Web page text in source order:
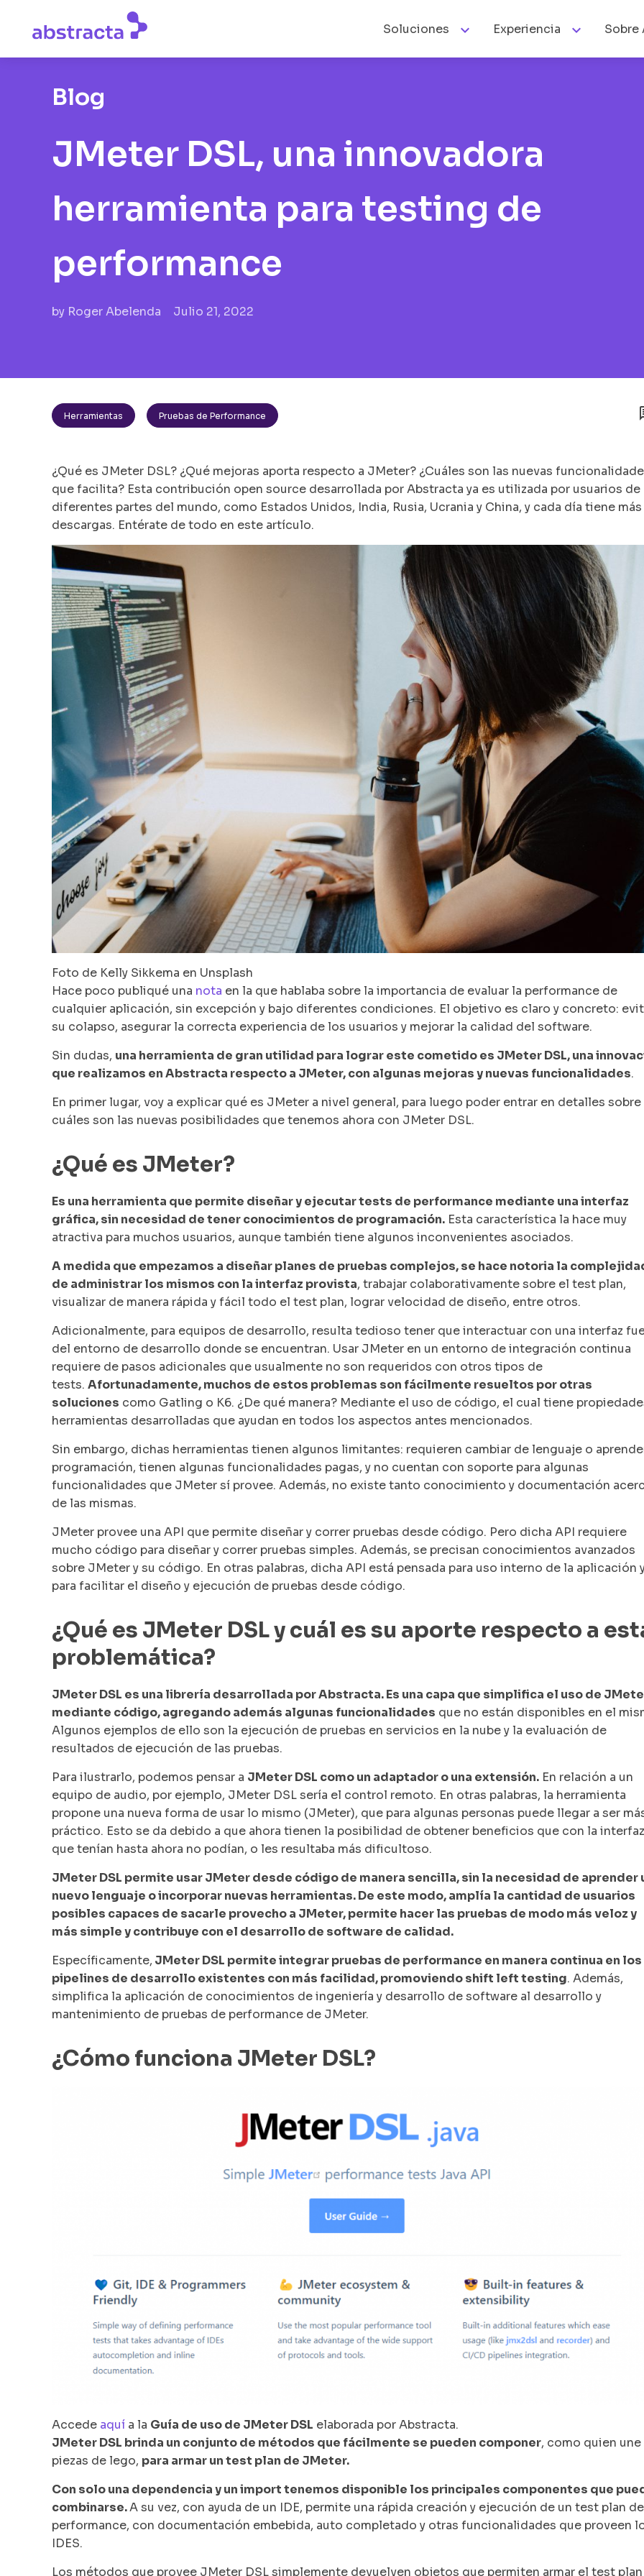
Soluciones  Experiencia  Sobre
Blog
JMeter DSL, una innovadora
herramienta para testing de
performance
by Roger Abelenda Julio 21, 2022
Herramientas Pruebas de Performance
¿Qué es JMeter DSL? ¿Qué mejoras aporta respecto a JMeter? ¿Cuáles son las nuevas
que facilita? Esta contribución open source desarrollada por Abstracta ya es utilizada por usuarios de
diferentes partes del mundo, como Estados Unidos, India, Rusia, Ucrania y China, y cada día tiene más
descargas. Entérate de todo en este artículo.
Foto de Kelly Sikkema en Unsplash
Hace poco publiqué una nota en la que hablaba sobre la importancia de evaluar la performance de
cualquier aplicación, sin excepción y bajo diferentes condiciones. El objetivo es claro y concreto:
su colapso, asegurar la correcta experiencia de los usuarios y mejorar la calidad del software.
Sin dudas, una herramienta de gran utilidad para lograr este cometido es JMeter DSL, una
que realizamos en Abstracta respecto a JMeter, con algunas mejoras y nuevas funcionalidades.
En primer lugar, voy a explicar qué es JMeter a nivel general, para luego poder entrar en detalles sobre
cuáles son las nuevas posibilidades que tenemos ahora con JMeter DSL.
¿Qué es JMeter?
Es una herramienta que permite diseñar y ejecutar tests de performance mediante una interfaz
gráfica, sin necesidad de tener conocimientos de programación. Esta característica la hace muy
atractiva para muchos usuarios, aunque también tiene algunos inconvenientes asociados.
A medida que empezamos a diseñar planes de pruebas complejos, se hace notoria la
de administrar los mismos con la interfaz provista, trabajar colaborativamente sobre el test plan,
visualizar de manera rápida y fácil todo el test plan, lograr velocidad de diseño, entre otros.
Adicionalmente, para equipos de desarrollo, resulta tedioso tener que interactuar con una interfaz
del entorno de desarrollo donde se encuentran. Usar JMeter en un entorno de integración continua
requiere de pasos adicionales que usualmente no son requeridos con otros tipos de
tests. Afortunadamente, muchos de estos problemas son fácilmente resueltos por otras
soluciones como Gatling o K6. ¿De qué manera? Mediante el uso de código, el cual tiene
herramientas desarrolladas que ayudan en todos los aspectos antes mencionados.
Sin embargo, dichas herramientas tienen algunos limitantes: requieren cambiar de lenguaje o
programación, tienen algunas funcionalidades pagas, y no cuentan con soporte para algunas
funcionalidades que JMeter sí provee. Además, no existe tanto conocimiento y documentación
de las mismas.
JMeter provee una API que permite diseñar y correr pruebas desde código. Pero dicha API requiere
mucho código para diseñar y correr pruebas simples. Además, se precisan conocimientos avanzados
sobre JMeter y su código. En otras palabras, dicha API está pensada para uso interno de la aplicación
para facilitar el diseño y ejecución de pruebas desde código.
¿Qué es JMeter DSL y cuál es su aporte respecto a
problemática?
JMeter DSL es una librería desarrollada por Abstracta. Es una capa que simplifica el uso de
mediante código, agregando además algunas funcionalidades que no están disponibles en el
Algunos ejemplos de ello son la ejecución de pruebas en servicios en la nube y la evaluación de
resultados de ejecución de las pruebas.
Para ilustrarlo, podemos pensar a JMeter DSL como un adaptador o una extensión. En relación a un
equipo de audio, por ejemplo, JMeter DSL sería el control remoto. En otras palabras, la herramienta
propone una nueva forma de usar lo mismo (JMeter), que para algunas personas puede llegar a ser
práctico. Esto se da debido a que ahora tienen la posibilidad de obtener beneficios que con la interfaz
que tenían hasta ahora no podían, o les resultaba más dificultoso.
JMeter DSL permite usar JMeter desde código de manera sencilla, sin la necesidad de aprender
nuevo lenguaje o incorporar nuevas herramientas. De este modo, amplía la cantidad de usuarios
posibles capaces de sacarle provecho a JMeter, permite hacer las pruebas de modo más veloz y
más simple y contribuye con el desarrollo de software de calidad.
Específicamente, JMeter DSL permite integrar pruebas de performance en manera continua en los
pipelines de desarrollo existentes con más facilidad, promoviendo shift left testing. Además,
simplifica la aplicación de conocimientos de ingeniería y desarrollo de software al desarrollo y
mantenimiento de pruebas de performance de JMeter.
¿Cómo funciona JMeter DSL?
Accede aquí a la Guía de uso de JMeter DSL elaborada por Abstracta.
JMeter DSL brinda un conjunto de métodos que fácilmente se pueden componer, como quien une
piezas de lego, para armar un test plan de JMeter.
Con solo una dependencia y un import tenemos disponible los principales componentes que
combinarse.A su vez, con ayuda de un IDE, permite una rápida creación y ejecución de un test plan de
performance, con documentación embebida, auto completado y otras funcionalidades que proveen
IDES.
Los métodos que provee JMeter DSL simplemente devuelven objetos que permiten armar el test